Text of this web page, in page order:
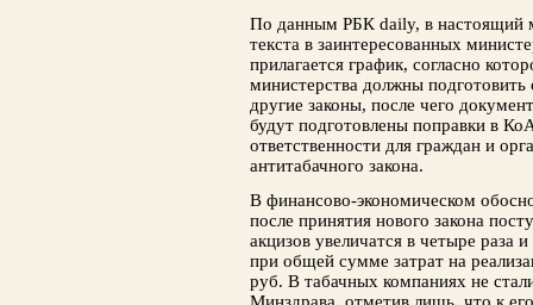
По данным РБК daily, в настоящий
текс­та в заинтересованных
прилагается график, согласно
министерства должны
другие законы, после чего
будут подготовлены по­правки в
ответственности для граждан и
антитабачного закона.
В финансово-экономическом
после принятия нового закона
акцизов увеличатся в четыре раза
при общей сумме затрат на
руб. В табачных компаниях не